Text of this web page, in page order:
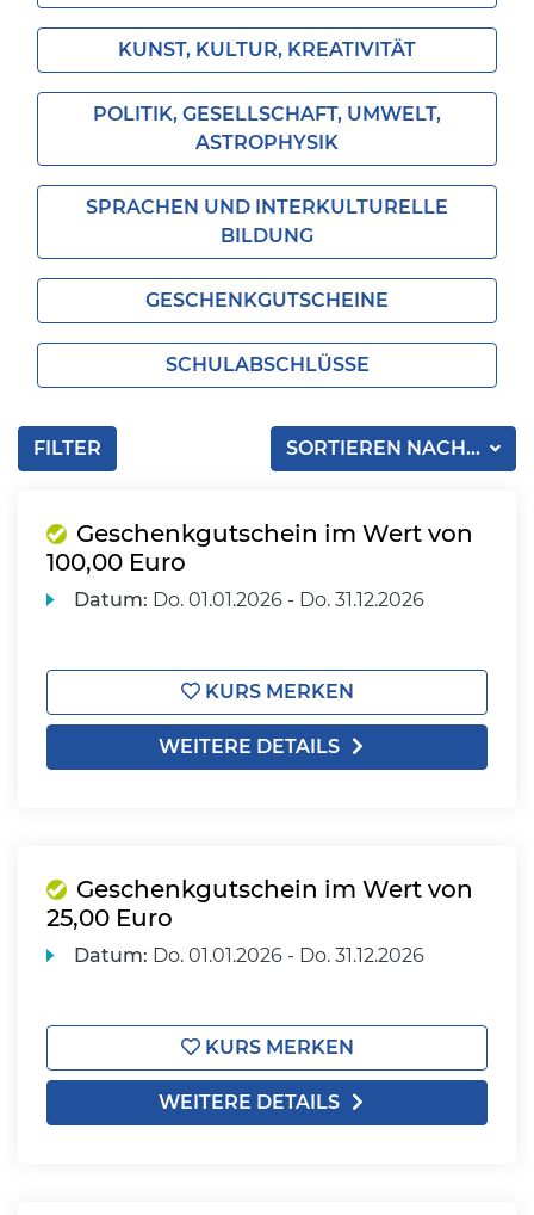
KUNST, KULTUR, KREATIVITÄT
POLITIK, GESELLSCHAFT, UMWELT,
ASTROPHYSIK
SPRACHEN UND INTERKULTURELLE
BILDUNG
GESCHENKGUTSCHEINE
SCHULABSCHLÜSSE
SORTIEREN NACH...
FILTER
Geschenkgutschein im Wert von
100,00 Euro
Datum: Do. 01.01.2026 - Do. 31.12.2026
KURS MERKEN
WEITERE DETAILS
Geschenkgutschein im Wert von
25,00 Euro
Datum: Do. 01.01.2026 - Do. 31.12.2026
KURS MERKEN
WEITERE DETAILS